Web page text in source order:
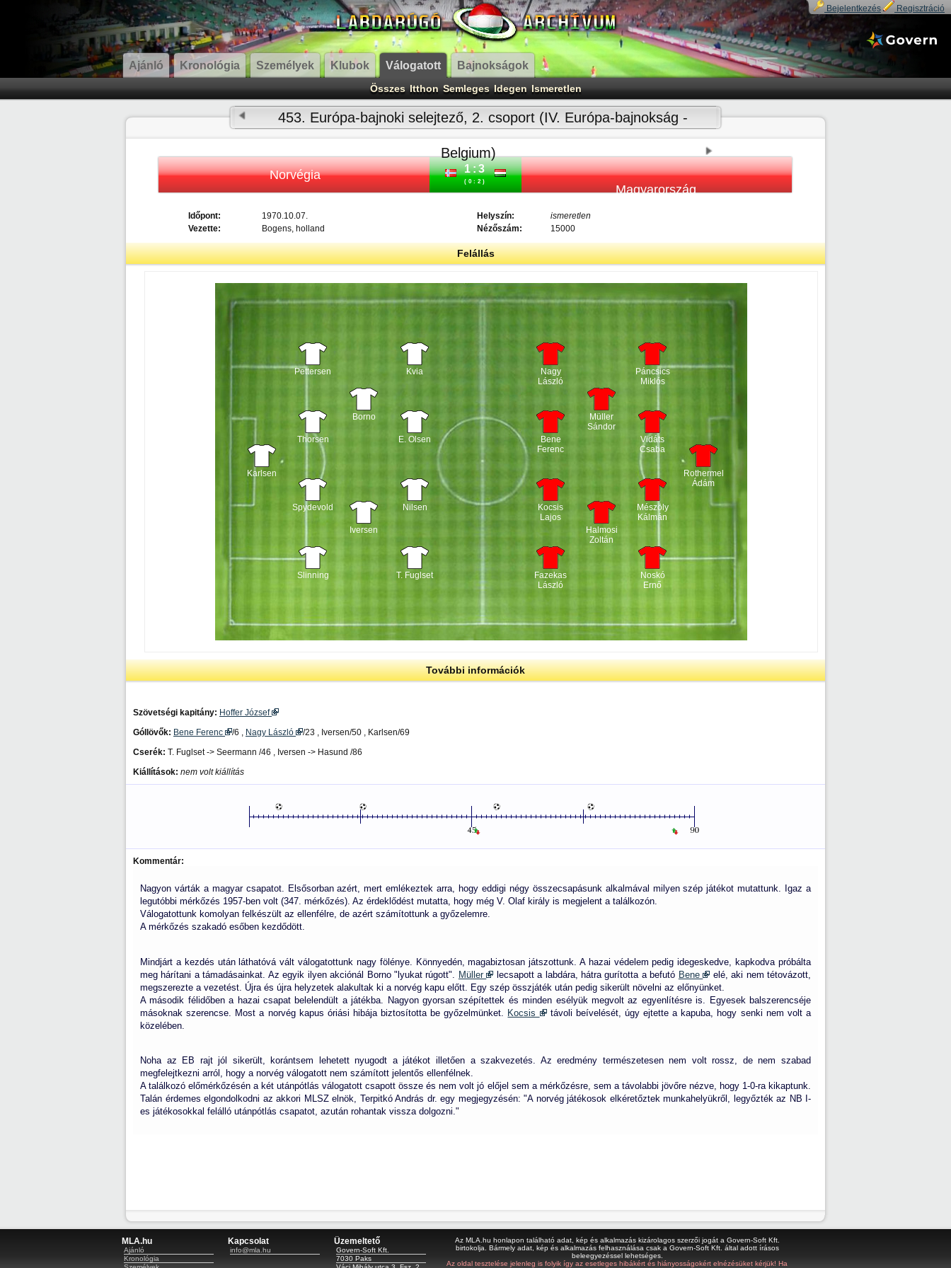
Bejelentkezés Regisztráció
Ajánló Kronológia Személyek Klubok Válogatott Bajnokságok
Összes Itthon Semleges Idegen Ismeretlen
453. Európa-bajnoki selejtező, 2. csoport (IV. Európa-bajnokság -
Belgium)
Norvégia 1:3
(0:2)
Magyarország
Időpont: 1970.10.07. Helyszín:
ismeretlen
Vezette:
Bogens, holland Nézőszám: 15000
Felállás
Karlsen
Pettersen
Thorsen
Spydevold
Slinning
Borno
Iversen
Kvia
E. Olsen
Nilsen
T. Fuglset
Rothermel
Ádám
Noskó
Ernő
Mészöly
Kálmán
Vidáts
Csaba
Páncsics
Miklós
Halmosi
Zoltán
Müller
Sándor
Fazekas
László
Kocsis
Lajos
Bene
Ferenc
Nagy
László
További információk
Szövetségi kapitány: Hoffer József
Góllövők: Bene Ferenc /6 , Nagy László
/23 , Iversen/50 , Karlsen/69
Cserék: T. Fuglset -> Seermann /46 , Iversen -> Hasund /86
Kiállítások: nem volt kiállítás
Kommentár:
Nagyon várták a magyar csapatot. Elsősorban azért, mert emlékeztek arra, hogy eddigi négy összecsapásunk alkalmával milyen szép játékot mutattunk. Igaz a
legutóbbi mérkőzés 1957-ben volt (347. mérkőzés). Az érdeklődést mutatta, hogy még V. Olaf király is megjelent a találkozón.
Válogatottunk komolyan felkészült az ellenfélre, de azért számítottunk a győzelemre.
A mérkőzés szakadó esőben kezdődött.
Mindjárt a kezdés után láthatóvá vált válogatottunk nagy fölénye. Könnyedén, magabiztosan játszottunk. A hazai védelem pedig idegeskedve, kapkodva próbálta
meg hárítani a támadásainkat. Az egyik ilyen akciónál Borno "lyukat rúgott". Müller lecsapott a labdára, hátra gurította a befutó Bene
elé, aki nem tétovázott,
megszerezte a vezetést. Újra és újra helyzetek alakultak ki a norvég kapu előtt. Egy szép összjáték után pedig sikerült növelni az előnyünket.
A második félidőben a hazai csapat belelendült a játékba. Nagyon gyorsan szépítettek és minden esélyük megvolt az egyenlítésre is. Egyesek balszerencséje
másoknak szerencse. Most a norvég kapus óriási hibája biztosította be győzelmünket. Kocsis
távoli beívelését, úgy ejtette a kapuba, hogy senki nem volt a
közelében.
Noha az EB rajt jól sikerült, korántsem lehetett nyugodt a játékot illetően a szakvezetés. Az eredmény természetesen nem volt rossz, de nem szabad
megfelejtkezni arról, hogy a norvég válogatott nem számított jelentős ellenfélnek.
A találkozó előmérkőzésén a két utánpótlás válogatott csapott össze és nem volt jó előjel sem a mérkőzésre, sem a távolabbi jövőre nézve, hogy 1-0-ra kikaptunk.
Talán érdemes elgondolkodni az akkori MLSZ elnök, Terpitkó András dr. egy megjegyzésén: "A norvég játékosok elkéretőztek munkahelyükről, legyőzték az NB I-
es játékosokkal felálló utánpótlás csapatot, azután rohantak vissza dolgozni."
MLA.hu
Ajánló
Kronológia
Kapcsolat
info@mla.hu
Üzemeltető
Govern-Soft Kft.
7030 Paks
Az MLA.hu honlapon található adat, kép és alkalmazás kizárolagos szerzői jogát a Govern-Soft Kft.
birtokolja. Bármely adat, kép és alkalmazás felhasználása csak a Govern-Soft Kft. által adott írásos
beleegyezéssel lehetséges.
Az oldal tesztelése jelenleg is folyik így az esetleges hibákért és hiányosságokért elnézésüket kérjük! Ha